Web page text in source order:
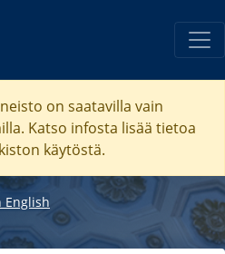
on saatavilla vain
Katso infosta lisää tietoa
käytöstä.
English